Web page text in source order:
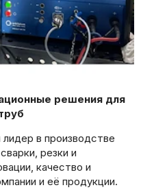
решения для
в производстве
резки и
качество и
и её продукции.